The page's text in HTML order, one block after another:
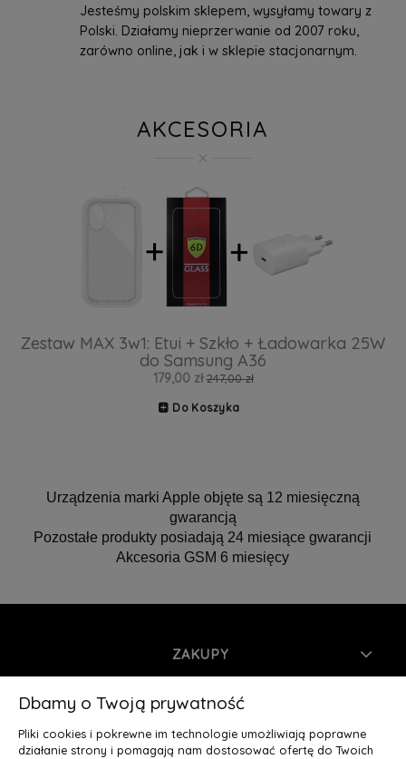
Jesteśmy polskim sklepem, wysyłamy towary z
Polski. Działamy nieprzerwanie od 2007 roku,
zarówno online, jak i w sklepie stacjonarnym.
AKCESORIA
Zestaw MAX 3w1: Etui + Szkło + Ładowarka 25W
do Samsung A36
179,00 zł 247,00 zł
Do Koszyka
Urządzenia marki Apple objęte są 12 miesięczną
gwarancją
Pozostałe produkty posiadają 24 miesiące gwarancji
Akcesoria GSM 6 miesięcy
ZAKUPY
INFORMACJE
MOJE KONTO
Dbamy o Twoją prywatność
Pliki cookies i pokrewne im technologie umożliwiają poprawne
działanie strony i pomagają nam dostosować ofertę do Twoich